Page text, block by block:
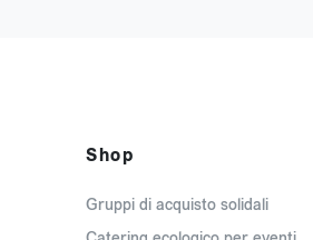
Shop
Gruppi di acquisto solidali